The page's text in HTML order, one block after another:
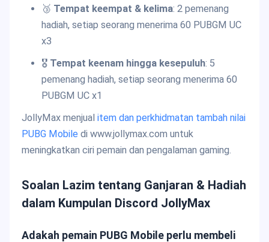
🥉 Tempat keempat & kelima: 2 pemenang
hadiah, setiap seorang menerima 60 PUBGM UC
x3
🎖️ Tempat keenam hingga kesepuluh: 5
pemenang hadiah, setiap seorang menerima 60
PUBGM UC x1
JollyMax menjual item dan perkhidmatan tambah nilai
PUBG Mobile di www.jollymax.com untuk
meningkatkan ciri pemain dan pengalaman gaming.
Soalan Lazim tentang Ganjaran & Hadiah
dalam Kumpulan Discord JollyMax
Adakah pemain PUBG Mobile perlu membeli